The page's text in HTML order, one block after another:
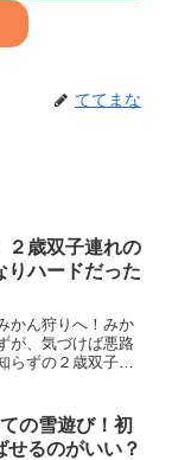
ててまな
２歳双子連れの
りハードだった
かん狩りへ！みか
が、気づけば悪路
らずの２歳双子た
記事でまとめま
の雪遊び！初
せるのがいい？